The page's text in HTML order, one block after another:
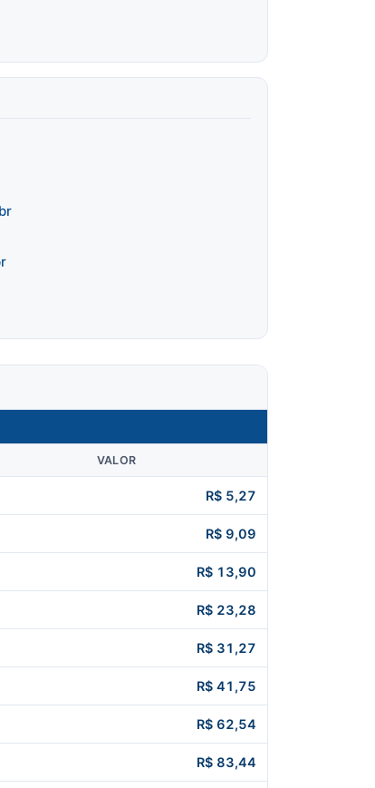
VALOR
R$ 5,27
R$ 9,09
R$ 13,90
R$ 23,28
R$ 31,27
R$ 41,75
R$ 62,54
R$ 83,44